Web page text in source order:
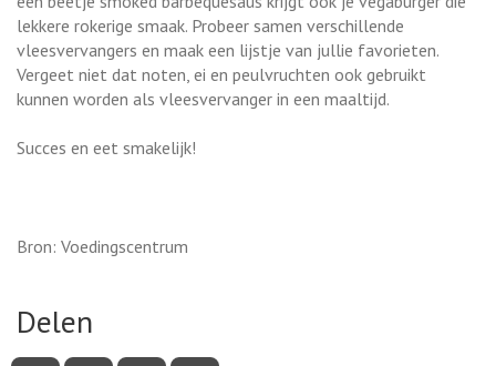
lekkere rokerige smaak. Probeer samen verschillende
vleesvervangers en maak een lijstje van jullie favorieten.
Vergeet niet dat noten, ei en peulvruchten ook gebruikt
kunnen worden als vleesvervanger in een maaltijd.
Succes en eet smakelijk!
Bron: Voedingscentrum
Delen